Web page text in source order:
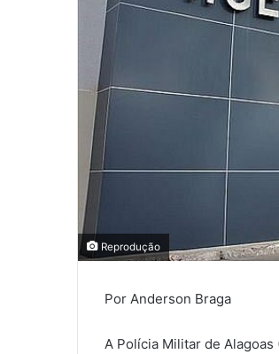
Reprodução
Por Anderson Braga
A Polícia Militar de